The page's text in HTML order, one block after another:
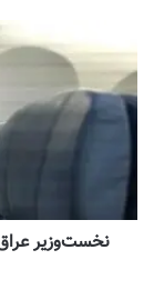
نخست‌وزیر